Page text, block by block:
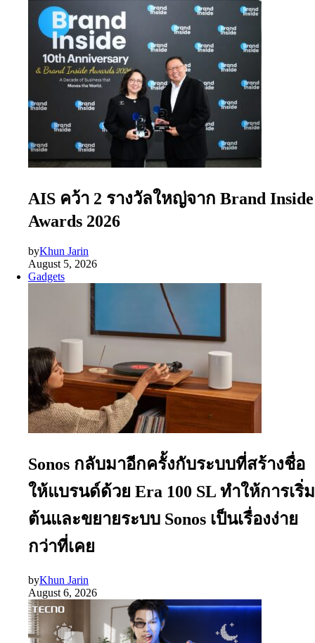
AIS คว้า 2 รางวัลใหญ่จาก Brand Inside
Awards 2026
byKhun Jarin
August 5, 2026
Gadgets
Sonos กลับมาอีกครั้งกับระบบที่สร้างชื่อ
ให้แบรนด์ด้วย Era 100 SL ทำให้การเริ่ม
ต้นและขยายระบบ Sonos เป็นเรื่องง่าย
กว่าที่เคย
byKhun Jarin
August 6, 2026